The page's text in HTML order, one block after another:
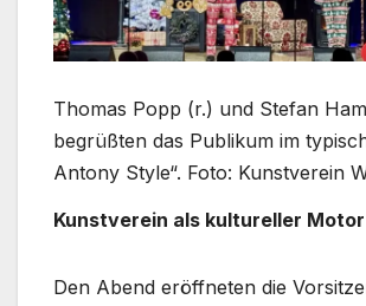
Thomas Popp (r.) und Stefan
begrüßten das Publikum im
Antony Style“. Foto: Kunstverein
Kunstverein als kultureller Motor
Den Abend eröffneten die